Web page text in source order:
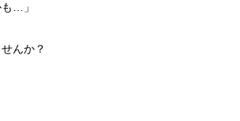
…」
んか？